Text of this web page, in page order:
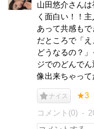
山田悠介さん
く面白い！！
あって共感も
だところで「
どうなるの？
ジでのどんで
像出来ちゃって
ナイス ★3
コメント(0)